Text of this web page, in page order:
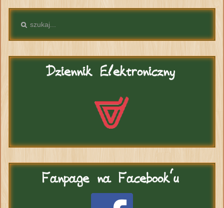
DziennikElektroniczny
Fanpagena Facebook'u